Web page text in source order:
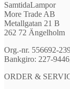
SamtidaLampor
More Trade AB
Metallgatan 21 B
262 72 Ängelholm
Org.-nr. 556692-
Bankgiro: 227-
ORDER &